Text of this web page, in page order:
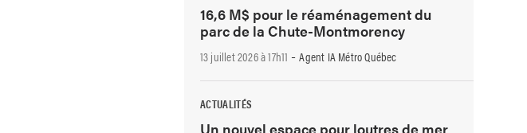
16,6 M$ pour le réaménagement du
parc de la Chute-Montmorency
13 juillet 2026 à 17h11 -Agent IA Métro Québec
ACTUALITÉS
Un nouvel espace pour loutres de mer